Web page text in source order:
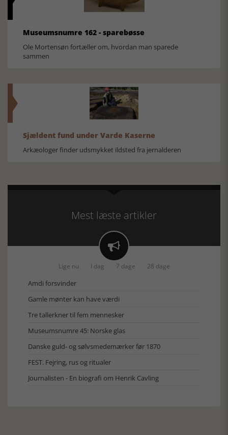
Museumsnumre 162 - sparebøsse
Ole Mortensøn fortæller om, hvordan man sparede
sammen
Sjældent fund under Varde Kaserne
Arkæologer finder udsmykket ildsted fra jernalderen
Mest læste artikler

Lige nu I dag 7 dage 28 dage
Amdi forsvinder
Gamle mønter kan have værdi
Tre tallerkner til fem mennesker
Museumsnumre 45: Norske glas
Danske guld- og sølvsmedemærker før 1870
FEST. Fejring, rus og ritualer
Journalisten - En biografi om Henrik Cavling